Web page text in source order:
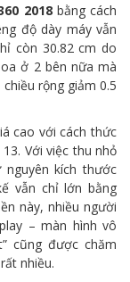
2018bằng cách
độ dày máy vẫn
còn 30.82 cm do
ở 2 bên nữa mà
rộng giảm 0.5
cao với cách thức
Với việc thu nhỏ
kích thước
vẫn chỉ lớn bằng
này, nhiều người
– màn hình vô
cũng được chăm
nhiều.